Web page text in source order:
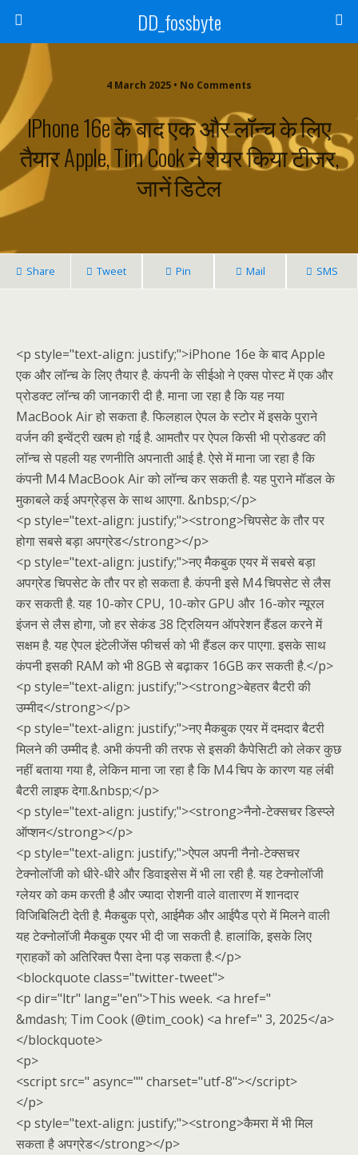
DD_fossbyte
4 March 2025 • No Comments
IPhone 16e के बाद एक और लॉन्च के लिए
तैयार Apple, Tim Cook ने शेयर किया टीजर,
जानें डिटेल
Share Tweet Pin Mail SMS
<p style="text-align: justify;">iPhone 16e के बाद Apple
एक और लॉन्च के लिए तैयार है. कंपनी के सीईओ ने एक्स पोस्ट में एक और
प्रोडक्ट लॉन्च की जानकारी दी है. माना जा रहा है कि यह नया
MacBook Air हो सकता है. फिलहाल ऐपल के स्टोर में इसके पुराने
वर्जन की इन्वेंट्री खत्म हो गई है. आमतौर पर ऐपल किसी भी प्रोडक्ट की
लॉन्च से पहली यह रणनीति अपनाती आई है. ऐसे में माना जा रहा है कि
कंपनी M4 MacBook Air को लॉन्च कर सकती है. यह पुराने मॉडल के
मुकाबले कई अपग्रेड्स के साथ आएगा. &nbsp;</p>
<p style="text-align: justify;"><strong>चिपसेट के तौर पर
होगा सबसे बड़ा अपग्रेड</strong></p>
<p style="text-align: justify;">नए मैकबुक एयर में सबसे बड़ा
अपग्रेड चिपसेट के तौर पर हो सकता है. कंपनी इसे M4 चिपसेट से लैस
कर सकती है. यह 10-कोर CPU, 10-कोर GPU और 16-कोर न्यूरल
इंजन से लैस होगा, जो हर सेकंड 38 ट्रिलियन ऑपरेशन हैंडल करने में
सक्षम है. यह ऐपल इंटेलीजेंस फीचर्स को भी हैंडल कर पाएगा. इसके साथ
कंपनी इसकी RAM को भी 8GB से बढ़ाकर 16GB कर सकती है.</p>
<p style="text-align: justify;"><strong>बेहतर बैटरी की
उम्मीद</strong></p>
<p style="text-align: justify;">नए मैकबुक एयर में दमदार बैटरी
मिलने की उम्मीद है. अभी कंपनी की तरफ से इसकी कैपेसिटी को लेकर कुछ
नहीं बताया गया है, लेकिन माना जा रहा है कि M4 चिप के कारण यह लंबी
बैटरी लाइफ देगा.&nbsp;</p>
<p style="text-align: justify;"><strong>नैनो-टेक्सचर डिस्प्ले
ऑप्शन</strong></p>
<p style="text-align: justify;">ऐपल अपनी नैनो-टेक्सचर
टेक्नोलॉजी को धीरे-धीरे और डिवाइसेस में भी ला रही है. यह टेक्नोलॉजी
ग्लेयर को कम करती है और ज्यादा रोशनी वाले वातारण में शानदार
विजिबिलिटी देती है. मैकबुक प्रो, आईमैक और आईपैड प्रो में मिलने वाली
यह टेक्नोलॉजी मैकबुक एयर भी दी जा सकती है. हालांकि, इसके लिए
ग्राहकों को अतिरिक्त पैसा देना पड़ सकता है.</p>
<blockquote class="twitter-tweet">
<p dir="ltr" lang="en">This week. <a href="
&mdash; Tim Cook (@tim_cook) <a href=" 3, 2025</a>
</blockquote>
<p>
<script src=" async="" charset="utf-8"></script>
</p>
<p style="text-align: justify;"><strong>कैमरा में भी मिल
सकता है अपग्रेड</strong></p>